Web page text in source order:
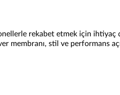
rekabet etmek için ihtiyaç
membranı, stil ve performans